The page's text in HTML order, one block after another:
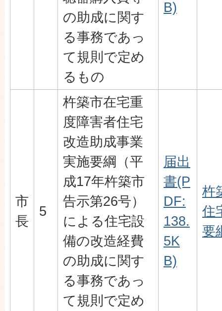
の助成に関す
る事務であっ
て規則で定め
るもの
B)
市
長
5
杵築市在宅重
度障害者住宅
改造助成事業
実施要綱（平
成17年杵築市
告示第26号）
による住宅設
備の改造経費
の助成に関す
る事務であっ
て規則で定め
届出
書(P
DF:
138.
5K
B)
杵
住
要